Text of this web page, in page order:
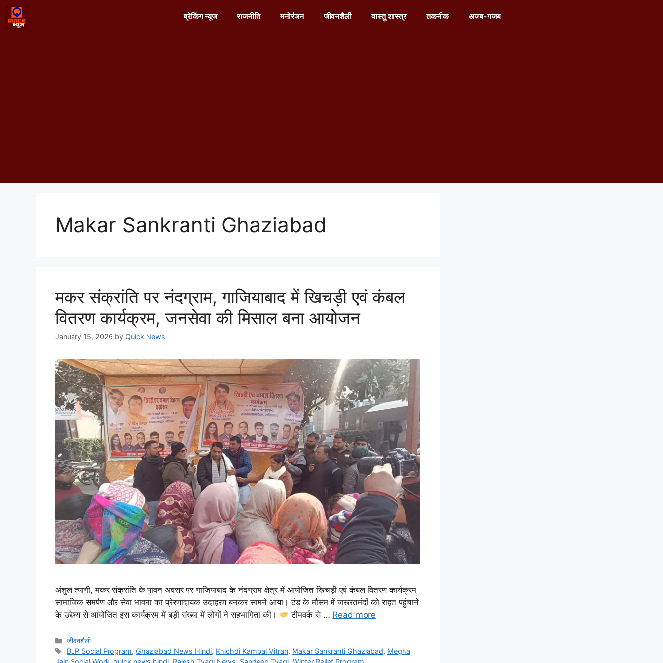
ब्रेकिंग न्यूज राजनीति मनोरंजन जीवनशैली वास्तु शास्त्र तकनीक अजब-गजब
Makar Sankranti Ghaziabad
मकर संक्रांति पर नंदग्राम, गाजियाबाद में खिचड़ी एवं कंबल
वितरण कार्यक्रम, जनसेवा की मिसाल बना आयोजन
January 15, 2026 by Quick News
अंशुल त्यागी, मकर संक्रांति के पावन अवसर पर गाजियाबाद के नंदग्राम क्षेत्र में आयोजित खिचड़ी एवं कंबल वितरण कार्यक्रम
सामाजिक समर्पण और सेवा भावना का प्रेरणादायक उदाहरण बनकर सामने आया। ठंड के मौसम में जरूरतमंदों को राहत पहुंचाने
के उद्देश्य से आयोजित इस कार्यक्रम में बड़ी संख्या में लोगों ने सहभागिता की।
टीमवर्क से … Read more
जीवनशैली
BJP Social Program, Ghaziabad News Hindi, Khichdi Kambal Vitran, Makar Sankranti Ghaziabad, Megha